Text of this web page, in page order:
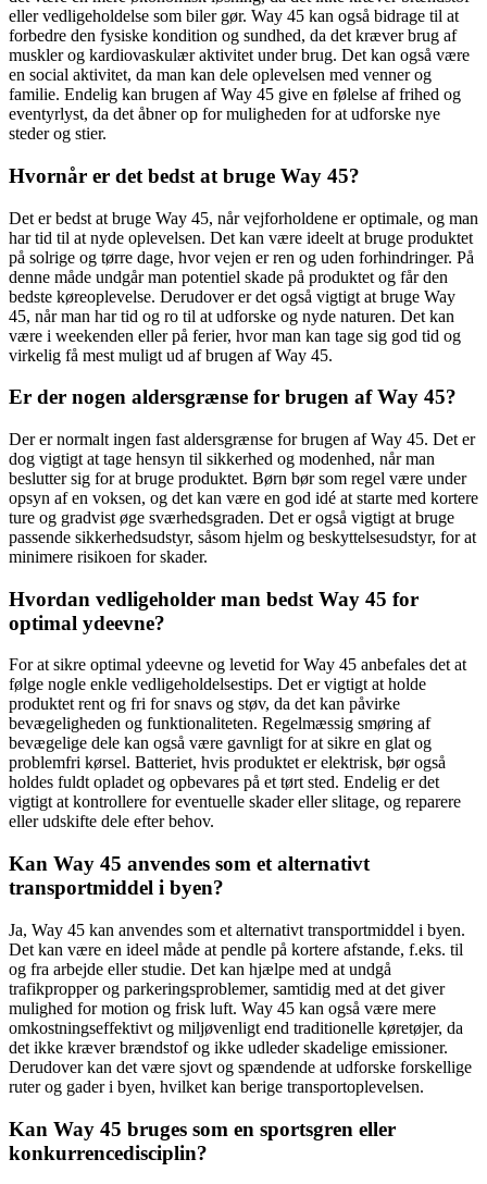
eller vedligeholdelse som biler gør. Way 45 kan også bidrage til at
forbedre den fysiske kondition og sundhed, da det kræver brug af
muskler og kardiovaskulær aktivitet under brug. Det kan også være
en social aktivitet, da man kan dele oplevelsen med venner og
familie. Endelig kan brugen af Way 45 give en følelse af frihed og
eventyrlyst, da det åbner op for muligheden for at udforske nye
steder og stier.
Hvornår er det bedst at bruge Way 45?
Det er bedst at bruge Way 45, når vejforholdene er optimale, og man
har tid til at nyde oplevelsen. Det kan være ideelt at bruge produktet
på solrige og tørre dage, hvor vejen er ren og uden forhindringer. På
denne måde undgår man potentiel skade på produktet og får den
bedste køreoplevelse. Derudover er det også vigtigt at bruge Way
45, når man har tid og ro til at udforske og nyde naturen. Det kan
være i weekenden eller på ferier, hvor man kan tage sig god tid og
virkelig få mest muligt ud af brugen af Way 45.
Er der nogen aldersgrænse for brugen af Way 45?
Der er normalt ingen fast aldersgrænse for brugen af Way 45. Det er
dog vigtigt at tage hensyn til sikkerhed og modenhed, når man
beslutter sig for at bruge produktet. Børn bør som regel være under
opsyn af en voksen, og det kan være en god idé at starte med kortere
ture og gradvist øge sværhedsgraden. Det er også vigtigt at bruge
passende sikkerhedsudstyr, såsom hjelm og beskyttelsesudstyr, for at
minimere risikoen for skader.
Hvordan vedligeholder man bedst Way 45 for
optimal ydeevne?
For at sikre optimal ydeevne og levetid for Way 45 anbefales det at
følge nogle enkle vedligeholdelsestips. Det er vigtigt at holde
produktet rent og fri for snavs og støv, da det kan påvirke
bevægeligheden og funktionaliteten. Regelmæssig smøring af
bevægelige dele kan også være gavnligt for at sikre en glat og
problemfri kørsel. Batteriet, hvis produktet er elektrisk, bør også
holdes fuldt opladet og opbevares på et tørt sted. Endelig er det
vigtigt at kontrollere for eventuelle skader eller slitage, og reparere
eller udskifte dele efter behov.
Kan Way 45 anvendes som et alternativt
transportmiddel i byen?
Ja, Way 45 kan anvendes som et alternativt transportmiddel i byen.
Det kan være en ideel måde at pendle på kortere afstande, f.eks. til
og fra arbejde eller studie. Det kan hjælpe med at undgå
trafikpropper og parkeringsproblemer, samtidig med at det giver
mulighed for motion og frisk luft. Way 45 kan også være mere
omkostningseffektivt og miljøvenligt end traditionelle køretøjer, da
det ikke kræver brændstof og ikke udleder skadelige emissioner.
Derudover kan det være sjovt og spændende at udforske forskellige
ruter og gader i byen, hvilket kan berige transportoplevelsen.
Kan Way 45 bruges som en sportsgren eller
konkurrencedisciplin?